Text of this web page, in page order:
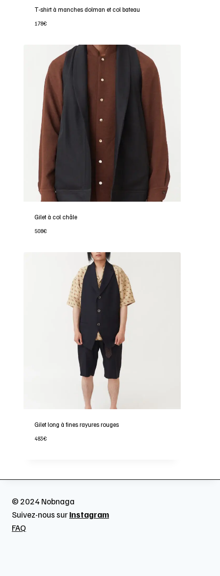
T-shirt à manches dolman et col bateau
178€
Gilet à col châle
508€
Gilet long à fines rayures rouges
483€
© 2024 Nobnaga
Suivez-nous surInstagram
FAQ